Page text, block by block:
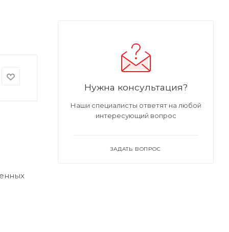
Нужна консультация?
Наши специалисты ответят на любой
интересующий вопрос
ЗАДАТЬ ВОПРОС